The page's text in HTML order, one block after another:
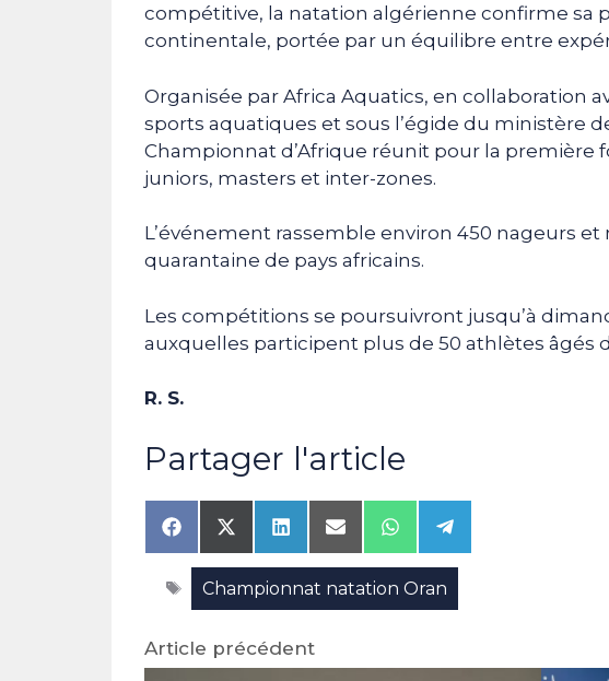
compétitive, la natation algérienne confirme sa
continentale, portée par un équilibre entre
Organisée par Africa Aquatics, en collaboration
sports aquatiques et sous l’égide du ministère
Championnat d’Afrique réunit pour la première
juniors, masters et inter-zones.
L’événement rassemble environ 450 nageurs
quarantaine de pays africains.
Les compétitions se poursuivront jusqu’à
auxquelles participent plus de 50 athlètes âgés
R. S.
Partager l'article
Share
on
Facebook
Share
on
X
(Twitter)
Share
on
LinkedIn
Share
on
Email
Share
on
WhatsApp
Share
on
Telegram
Étiquettes
Championnat natation Oran
Article précédent